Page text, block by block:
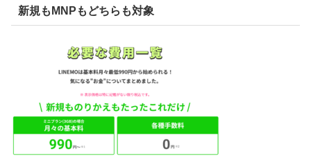
新規もMNPもどちらも対象